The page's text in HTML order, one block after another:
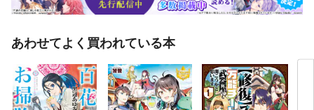
あわせてよく買われている本